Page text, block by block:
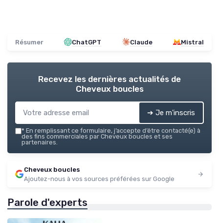
Résumer ChatGPT Claude Mistral
Recevez les dernières actualités de
Cheveux boucles
➔ Je m'inscris
* En remplissant ce formulaire, j’accepte d’être contacté(e) à
des fins commerciales par Cheveux boucles et ses
partenaires.
Cheveux boucles
Ajoutez-nous à vos sources préférées sur Google
Parole d'experts